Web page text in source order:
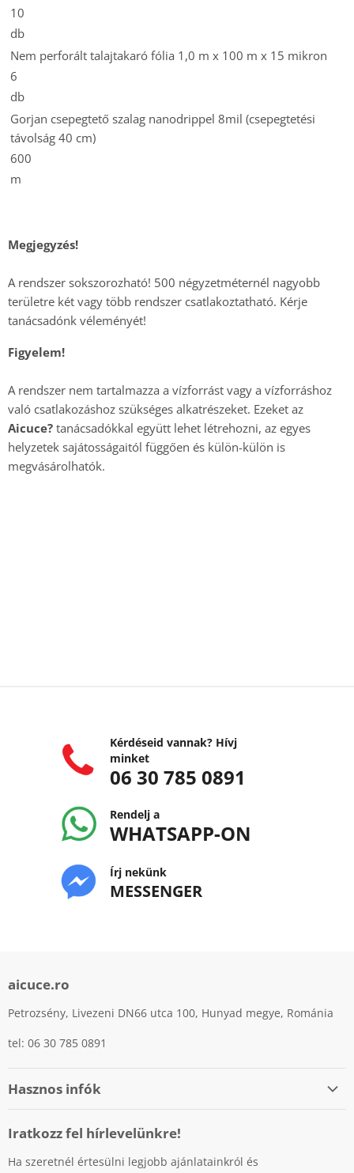
10
db
Nem perforált talajtakaró fólia 1,0 m x 100 m x 15 mikron
6
db
Gorjan csepegtető szalag nanodrippel 8mil (csepegtetési
távolság 40 cm)
600
m
Megjegyzés!
A rendszer sokszorozható! 500 négyzetméternél nagyobb
területre két vagy több rendszer csatlakoztatható. Kérje
tanácsadónk véleményét!
Figyelem!
A rendszer nem tartalmazza a vízforrást vagy a vízforráshoz
való csatlakozáshoz szükséges alkatrészeket. Ezeket az
Aicuce? tanácsadókkal együtt lehet létrehozni, az egyes
helyzetek sajátosságaitól függően és külön-külön is
megvásárolhatók.
Kérdéseid vannak? Hívj
minket
06 30 785 0891
Rendelj a
WHATSAPP-ON
Írj nekünk
MESSENGER
aicuce.ro
Petrozsény, Livezeni DN66 utca 100, Hunyad megye, Románia
tel: 06 30 785 0891
Hasznos infók
Cookiek (sütik) használatának szabályzata
Fizetési lehetőségek
Iratkozz fel hírlevelünkre!
Ha szeretnél értesülni legjobb ajánlatainkról és